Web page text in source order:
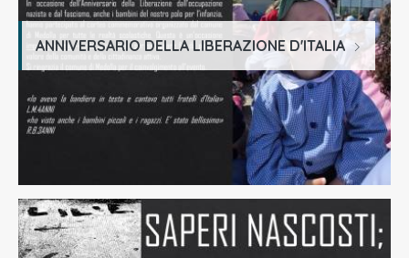
ANNIVERSARIO DELLA LIBERAZIONE D'ITALIA